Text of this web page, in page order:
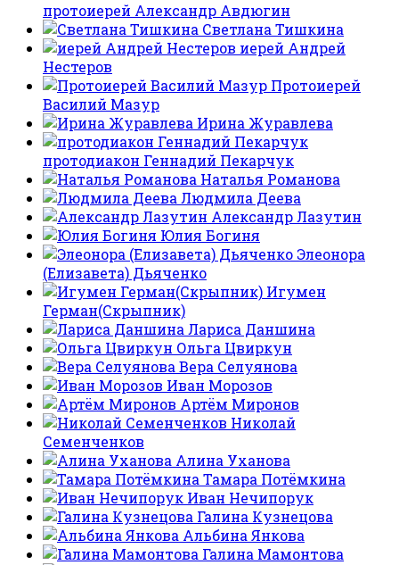
протоиерей Александр Авдюгин
Светлана Тишкина
иерей Андрей
Нестеров
Протоиерей
Василий Мазур
Ирина Журавлева
протодиакон Геннадий Пекарчук
Наталья Романова
Людмила Деева
Александр Лазутин
Юлия Богиня
Элеонора
(Елизавета) Дьяченко
Игумен
Герман(Скрыпник)
Лариса Даншина
Ольга Цвиркун
Вера Селуянова
Иван Морозов
Артём Миронов
Николай
Семенченков
Алина Уханова
Тамара Потёмкина
Иван Нечипорук
Галина Кузнецова
Альбина Янкова
Галина Мамонтова